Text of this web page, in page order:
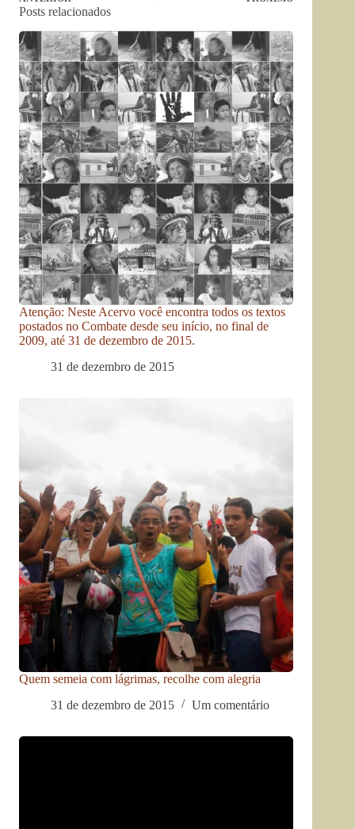
Posts relacionados
Atenção: Neste Acervo você encontra todos os textos
postados no Combate desde seu início, no final de
2009, até 31 de dezembro de 2015.
31 de dezembro de 2015
Quem semeia com lágrimas, recolhe com alegria
31 de dezembro de 2015
Um comentário